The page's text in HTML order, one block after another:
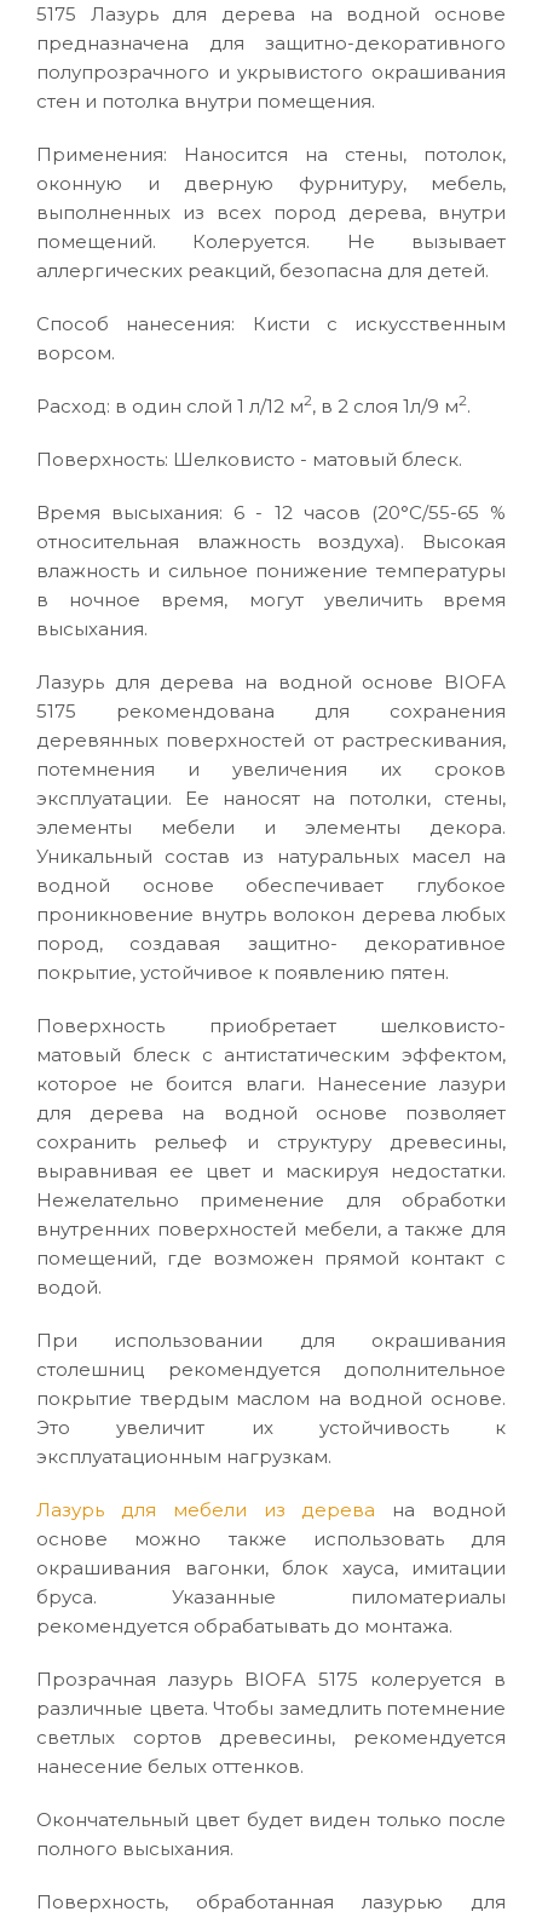
5175 Лазурь для дерева на водной основе
предназначена для защитно-декоративного
полупрозрачного и укрывистого окрашивания
стен и потолка внутри помещения.
Применения: Наносится на стены, потолок,
оконную и дверную фурнитуру, мебель,
выполненных из всех пород дерева, внутри
помещений. Колеруется. Не вызывает
аллергических реакций, безопасна для детей.
Способ нанесения: Кисти с искусственным
ворсом.
Расход: в один слой 1 л/12 м2, в 2 слоя 1л/9 м2.
Поверхность: Шелковисто - матовый блеск.
Время высыхания: 6 - 12 часов (20°C/55-65 %
относительная влажность воздуха). Высокая
влажность и сильное понижение температуры
в ночное время, могут увеличить время
высыхания.
Лазурь для дерева на водной основе BIOFA
5175 рекомендована для сохранения
деревянных поверхностей от растрескивания,
потемнения и увеличения их сроков
эксплуатации. Ее наносят на потолки, стены,
элементы мебели и элементы декора.
Уникальный состав из натуральных масел на
водной основе обеспечивает глубокое
проникновение внутрь волокон дерева любых
пород, создавая защитно- декоративное
покрытие, устойчивое к появлению пятен.
Поверхность приобретает шелковисто-
матовый блеск с антистатическим эффектом,
которое не боится влаги. Нанесение лазури
для дерева на водной основе позволяет
сохранить рельеф и структуру древесины,
выравнивая ее цвет и маскируя недостатки.
Нежелательно применение для обработки
внутренних поверхностей мебели, а также для
помещений, где возможен прямой контакт с
водой.
При использовании для окрашивания
столешниц рекомендуется дополнительное
покрытие твердым маслом на водной основе.
Это увеличит их устойчивость к
эксплуатационным нагрузкам.
Лазурь для мебели из дерева на водной
основе можно также использовать для
окрашивания вагонки, блок хауса, имитации
бруса. Указанные пиломатериалы
рекомендуется обрабатывать до монтажа.
Прозрачная лазурь BIOFA 5175 колеруется в
различные цвета. Чтобы замедлить потемнение
светлых сортов древесины, рекомендуется
нанесение белых оттенков.
Окончательный цвет будет виден только после
полного высыхания.
Поверхность, обработанная лазурью для